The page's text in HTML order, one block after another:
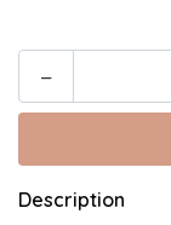
-
Description